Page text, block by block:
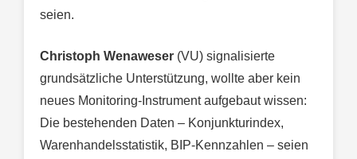
seien.
Christoph Wenaweser (VU) signalisierte
grundsätzliche Unterstützung, wollte aber kein
neues Monitoring-Instrument aufgebaut wissen:
Die bestehenden Daten – Konjunkturindex,
Warenhandelsstatistik, BIP-Kennzahlen – seien